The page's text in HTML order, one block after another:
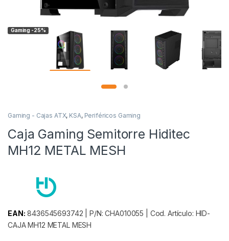
Gaming -25%
Gaming - Cajas ATX, KSA, Periféricos Gaming
Caja Gaming Semitorre Hiditec
MH12 METAL MESH
EAN: 8436545693742 | P/N: CHA010055 | Cod. Artículo: HID-
CAJA MH12 METAL MESH